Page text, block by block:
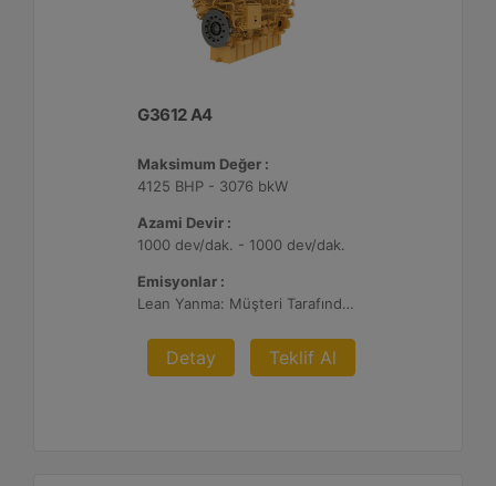
G3612 A4
Maksimum Değer :
4125 BHP - 3076 bkW
Azami Devir :
1000 dev/dak. - 1000 dev/dak.
Emisyonlar :
Lean Yanma: Müşteri Tarafından Sağlanan Atık Arıtma ile NSPS Saha Uyumluluğuna Sahiptir, 0,3 g ve 0,5 g/bhp-sa. NOx
Detay Teklif Al